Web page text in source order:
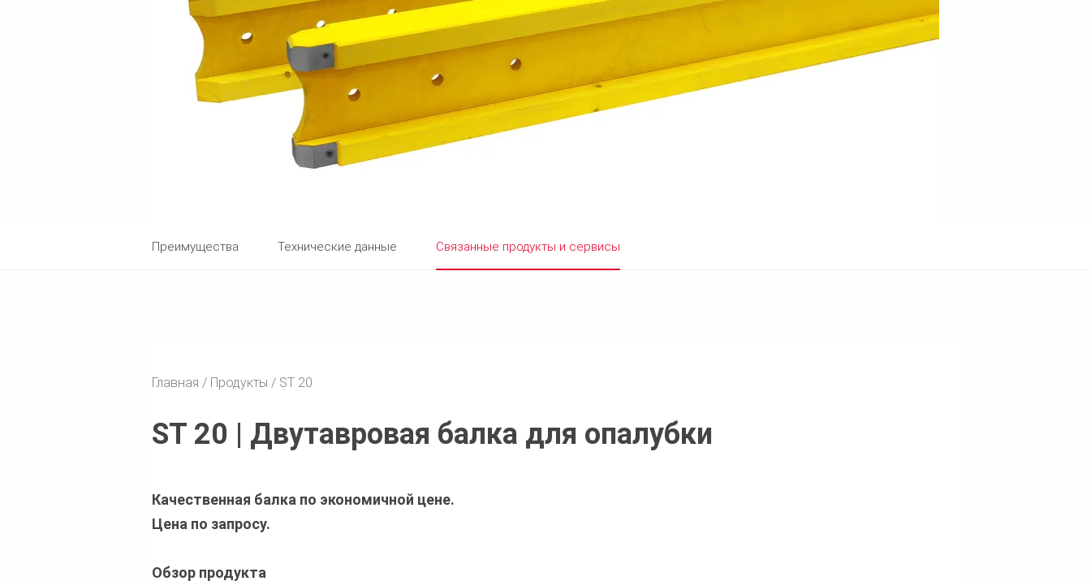
Преимущества Технические данные Связанные продукты и сервисы
Главная Продукты ST 20
ST 20 | Двутавровая балка для опалубки
Качественная балка по экономичной цене.
Цена по запросу.
Обзор продукта